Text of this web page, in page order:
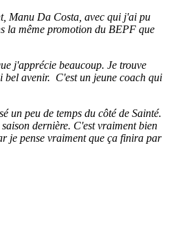
Manu Da Costa, avec qui j'ai pu
la même promotion du BEPF que
j'apprécie beaucoup. Je trouve
bel avenir. C'est un jeune coach qui
un peu de temps du côté de Sainté.
dernière. C'est vraiment bien
je pense vraiment que ça finira par